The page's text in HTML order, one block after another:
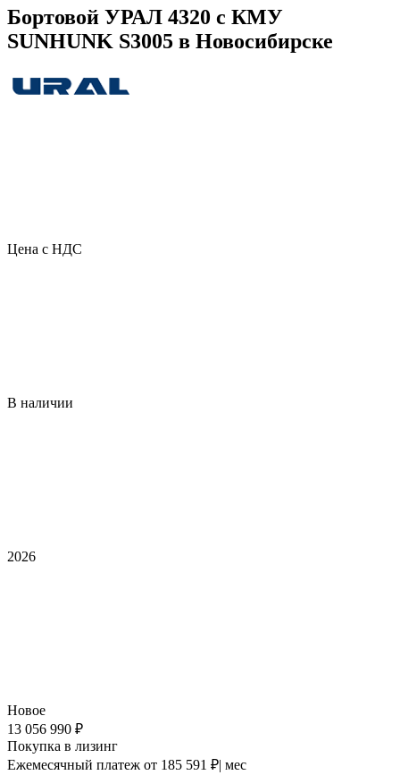
Бортовой УРАЛ 4320 с КМУ
SUNHUNK S3005 в Новосибирске
Цена с НДС
В наличии
2026
Новое
13 056 990 ₽
Покупка в лизинг
Ежемесячный платеж от 185 591 ₽| мес